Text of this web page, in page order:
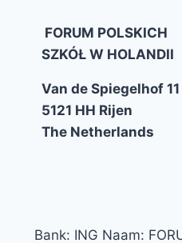
FORUM POLSKICH
SZKÓŁ W HOLANDII
Van de Spiegelhof 11
5121 HH Rijen
The Netherlands
Bank: ING Naam: